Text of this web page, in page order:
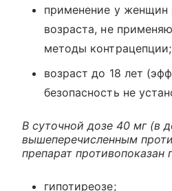
применение у женщин
возраста, не
методы контрацепции;
возраст до 18 лет
безопасность не
В суточной дозе 40 мг (в
вышеперечисленным
препарат противопоказан
гипотиреозе;